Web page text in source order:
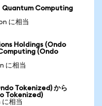
Quantum Computing
に相当
Holdings (Ondo
(Ondo
に相当
Tokenized) から
Tokenized)
に相当